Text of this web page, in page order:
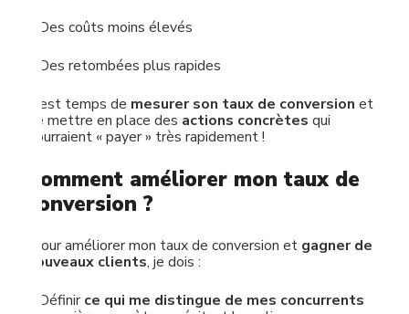
– Des coûts moins élevés
– Des retombées plus rapides
Il est temps de mesurer son taux de conversion et
de mettre en place des actions concrètes qui
pourraient « payer » très rapidement !
Comment améliorer mon taux de
conversion ?
Pour améliorer mon taux de conversion et gagner de
nouveaux clients, je dois :
– Définirce qui me distingue de mes concurrents